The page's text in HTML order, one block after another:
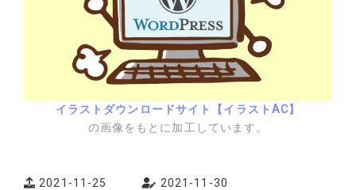
イラストダウンロードサイト【イラストAC】
の画像をもとに加工しています。
2021-11-25 2021-11-30